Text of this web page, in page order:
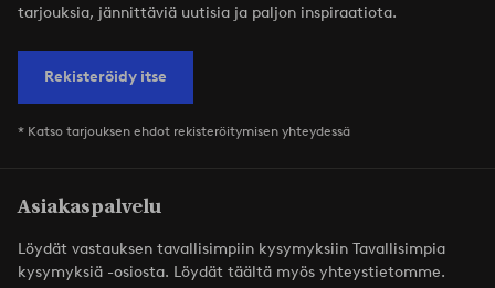
tarjouksia, jännittäviä uutisia ja paljon inspiraatiota.
Rekisteröidy itse
* Katso tarjouksen ehdot rekisteröitymisen yhteydessä
Asiakaspalvelu
Löydät vastauksen tavallisimpiin kysymyksiin Tavallisimpia
kysymyksiä -osiosta. Löydät täältä myös yhteystietomme.